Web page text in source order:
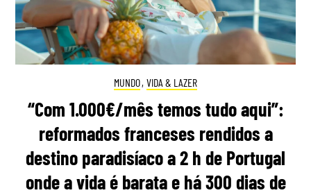
MUNDO, VIDA & LAZER
“Com 1.000€/mês temos tudo aqui”:
reformados franceses rendidos a
destino paradisíaco a 2 h de Portugal
onde a vida é barata e há 300 dias de